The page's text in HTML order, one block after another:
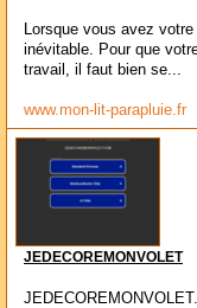
Lorsque vous avez
inévitable. Pour que
travail, il faut bien se...
www.mon-lit-parapluie.fr
JEDECOREMONVOLET